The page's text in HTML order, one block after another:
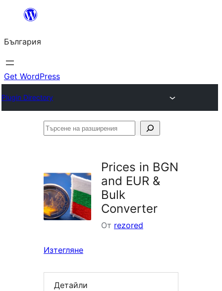
България
Get WordPress
Plugin Directory
Търсене
Prices in BGN
and EUR &
Bulk
Converter
От rezored
Изтегляне
Детайли